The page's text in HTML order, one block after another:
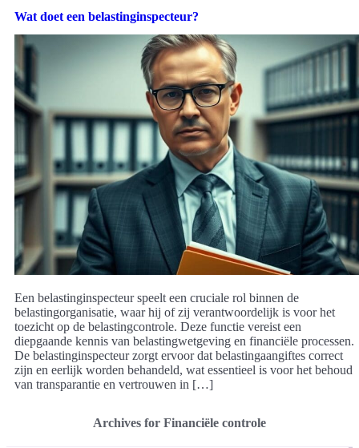
Wat doet een belastinginspecteur?
Een belastinginspecteur speelt een cruciale rol binnen de
belastingorganisatie, waar hij of zij verantwoordelijk is voor het
toezicht op de belastingcontrole. Deze functie vereist een
diepgaande kennis van belastingwetgeving en financiële processen.
De belastinginspecteur zorgt ervoor dat belastingaangiftes correct
zijn en eerlijk worden behandeld, wat essentieel is voor het behoud
van transparantie en vertrouwen in […]
Archives for Financiële controle